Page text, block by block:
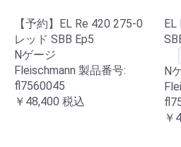
【予約】EL Re 420 275-0
レッド SBB Ep5
Nゲージ
Fleischmann 製品番号:
fl7560045
￥48,400 税込
N
￥